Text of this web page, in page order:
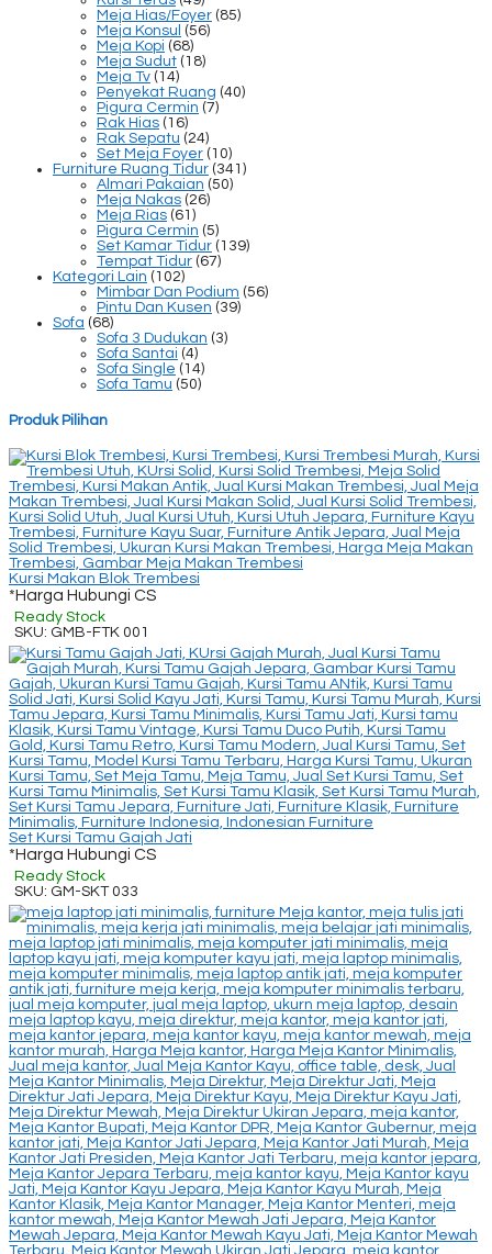
Meja Hias/Foyer (85)
Meja Konsul (56)
Meja Kopi (68)
Meja Sudut (18)
Meja Tv (14)
Penyekat Ruang (40)
Pigura Cermin (7)
Rak Hias (16)
Rak Sepatu (24)
Set Meja Foyer (10)
Furniture Ruang Tidur (341)
Almari Pakaian (50)
Meja Nakas (26)
Meja Rias (61)
Pigura Cermin (5)
Set Kamar Tidur (139)
Tempat Tidur (67)
Kategori Lain (102)
Mimbar Dan Podium (56)
Pintu Dan Kusen (39)
Sofa (68)
Sofa 3 Dudukan (3)
Sofa Santai (4)
Sofa Single (14)
Sofa Tamu (50)
Produk Pilihan
Kursi Makan Blok Trembesi
*Harga Hubungi CS
Ready Stock
SKU: GMB-FTK 001
Set Kursi Tamu Gajah Jati
*Harga Hubungi CS
Ready Stock
SKU: GM-SKT 033